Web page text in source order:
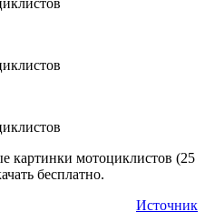
картинки мотоциклистов (25
бесплатно.
Источник